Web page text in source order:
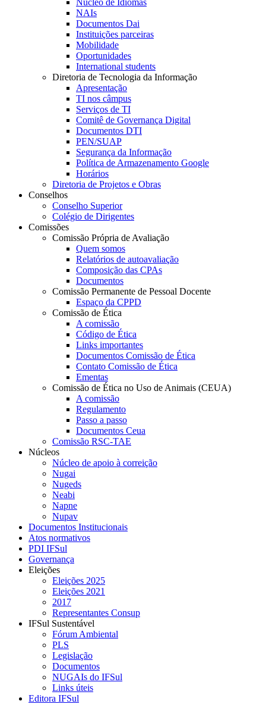
NAIs
Documentos Dai
Instituições parceiras
Mobilidade
Oportunidades
International students
Diretoria de Tecnologia da Informação
Apresentação
TI nos câmpus
Serviços de TI
Comitê de Governança Digital
Documentos DTI
PEN/SUAP
Segurança da Informação
Política de Armazenamento Google
Horários
Diretoria de Projetos e Obras
Conselhos
Conselho Superior
Colégio de Dirigentes
Comissões
Comissão Própria de Avaliação
Quem somos
Relatórios de autoavaliação
Composição das CPAs
Documentos
Comissão Permanente de Pessoal Docente
Espaço da CPPD
Comissão de Ética
A comissão
Código de Ética
Links importantes
Documentos Comissão de Ética
Contato Comissão de Ética
Ementas
Comissão de Ética no Uso de Animais (CEUA)
A comissão
Regulamento
Passo a passo
Documentos Ceua
Comissão RSC-TAE
Núcleos
Núcleo de apoio à correição
Nugai
Nugeds
Neabi
Napne
Nupav
Documentos Institucionais
Atos normativos
PDI IFSul
Governança
Eleições
Eleições 2025
Eleições 2021
2017
Representantes Consup
IFSul Sustentável
Fórum Ambiental
PLS
Legislação
Documentos
NUGAIs do IFSul
Links úteis
Editora IFSul